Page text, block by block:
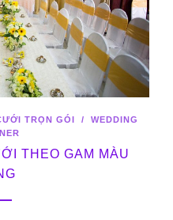
TRỌN GÓI / WEDDING
THEO GAM MÀU